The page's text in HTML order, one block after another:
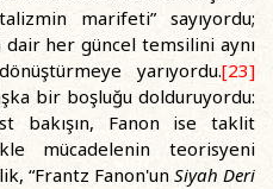
marifeti” sayıyordu;
dair her güncel temsilini aynı
yarıyordu.[23]
bir boşluğu dolduruyordu:
bakışın, Fanon ise taklit
mücadelenin teorisyeni
“Frantz Fanon'un Siyah Deri